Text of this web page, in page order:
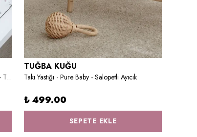
Bebek Boy Lastikli Çarşaf Seti - Iconic Serisi - Tavşanın Rüyası
TUĞBA KUĞU
Takı Yastığı - Pure Baby - Salopetli Ayıcık
₺ 499.00
SEPETE EKLE